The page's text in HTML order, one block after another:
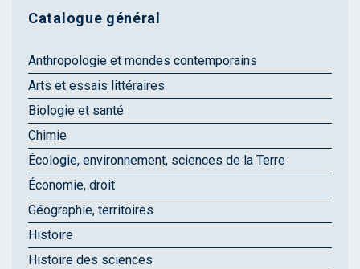
Catalogue général
Anthropologie et mondes contemporains
Arts et essais littéraires
Biologie et santé
Chimie
Écologie, environnement, sciences de la Terre
Économie, droit
Géographie, territoires
Histoire
Histoire des sciences